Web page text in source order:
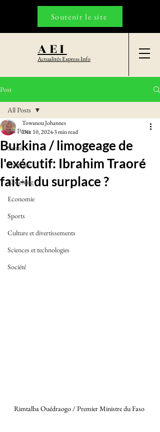
AEI
Actualités Express Info
Soutenir le site
Post
All Posts
Santé
Politique
Coaching
Economie
Sports
Culture et divertissements
Sciences et technologies
Société
All Posts
Burkina / limogeage de
l'exécutif: Ibrahim Traoré
fait-il du surplace ?
Towanou Johannes
Dec 10, 20243 min read
Rimtalba Ouédraogo / Premier Ministre du Faso